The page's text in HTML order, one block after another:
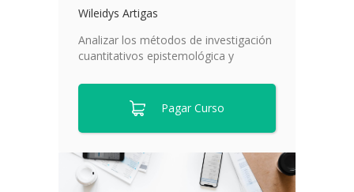
Wileidys Artigas
Analizar los métodos de investigación
cuantitativos epistemológica y
Pagar Curso